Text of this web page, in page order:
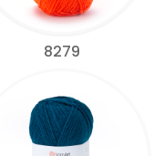
8279